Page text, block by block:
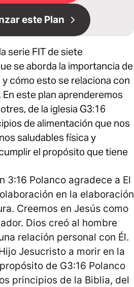
este Plan
serie FIT de siete
se aborda la importancia de
cómo esto se relaciona con
este plan aprenderemos
de la iglesia G3:16
de alimentación que nos
saludables física y
el propósito que tiene
3:16 Polanco agradece a El
en la elaboración
Creemos en Jesús como
Dios creó al hombre
relación personal con Él.
Jesucristo a morir en la
de G3:16 Polanco
principios de la Biblia, del